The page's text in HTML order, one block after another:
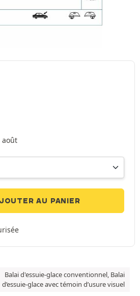
août
AU PANIER
Balai d'essuie-glace conventionnel, Balai
d’essuie-glace avec témoin d’usure visuel